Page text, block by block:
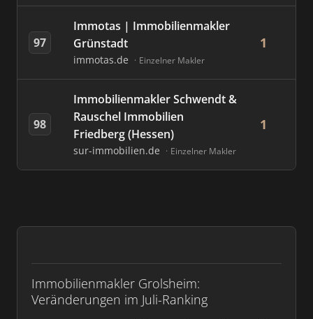
Immobilienmakler Grolsheim:
Veränderungen im Juli-Ranking
97
Immotas | Immobilienmakler
Grünstadt
immotas.de Einzelner Makler
1
98
Immobilienmakler Schwendt &
Rauschel Immobilien
Friedberg (Hessen)
sur-immobilien.de Einzelner Makler
1